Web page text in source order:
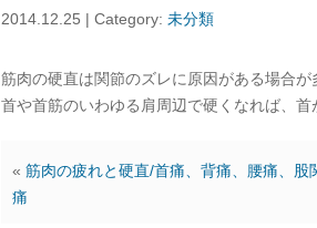
2014.12.25 | Category: 未分類
筋肉の硬直は関節のズレに原因がある場合
首や首筋のいわゆる肩周辺で硬くなれば、
« 筋肉の疲れと硬直/首痛、背痛、腰痛、股
痛